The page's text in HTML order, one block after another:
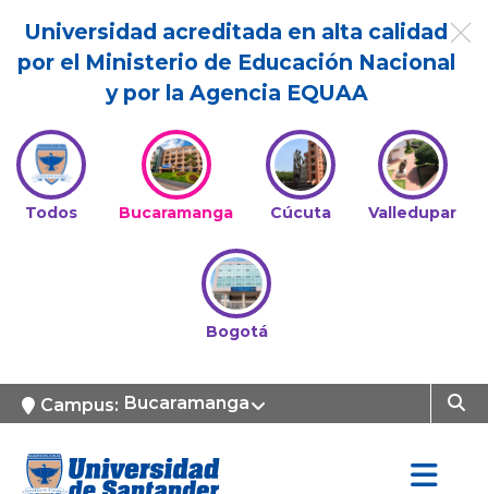
Universidad acreditada en alta calidad
por el Ministerio de Educación Nacional
y por la Agencia EQUAA
Todos Bucaramanga Cúcuta Valledupar
Bogotá
Campus: Bucaramanga